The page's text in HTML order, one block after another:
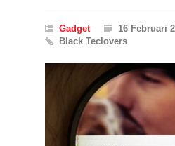
Gadget
16 Februari
Black Teclovers